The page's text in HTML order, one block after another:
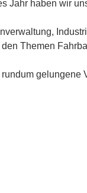
Jahr haben wir
Themen